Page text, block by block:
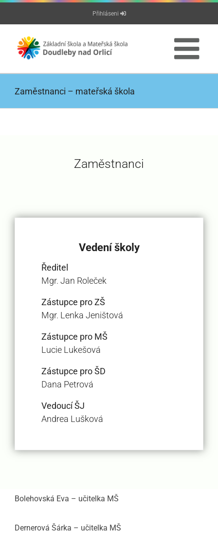
Přeskočit
Přihláseni
Zaměstnanci – mateřská škola
Zaměstnanci
Vedení školy
Ředitel
Mgr. Jan Roleček
Zástupce pro ZŠ
Mgr. Lenka Jeništová
Zástupce pro MŠ
Lucie Lukešová
Zástupce pro ŠD
Dana Petrová
Vedoucí ŠJ
Andrea Lušková
Bolehovská Eva – učitelka MŠ
Dernerová Šárka – učitelka MŠ